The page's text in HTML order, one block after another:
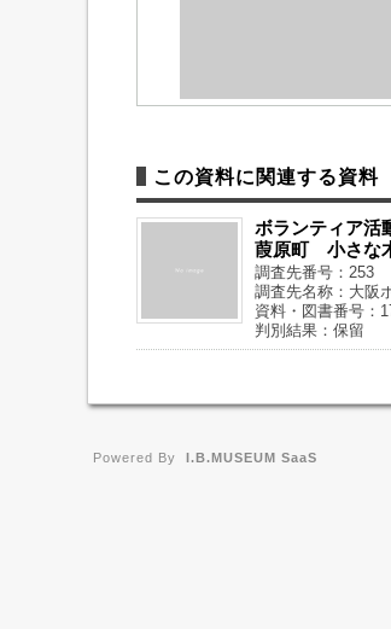
この資料に関連する資料
ボランティア
葭原町 小さな
調査先番号：253
調査先名称：大阪
資料・図書番号：
判別結果：保留
Powered By I.B.MUSEUM SaaS